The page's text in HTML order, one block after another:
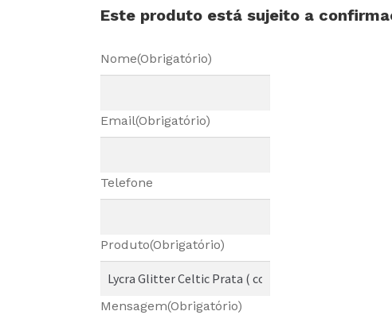
Este produto está sujeito a
Nome(Obrigatório)
Email(Obrigatório)
Telefone
Produto(Obrigatório)
Mensagem(Obrigatório)